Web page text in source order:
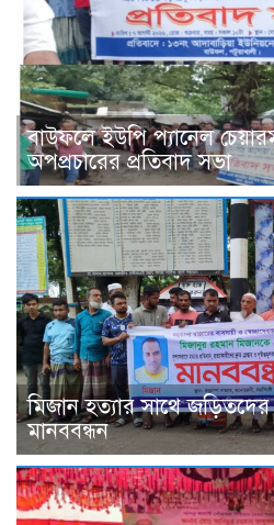
বাউফলে ইউপি প্যানেল
অপপ্রচারের প্রতিবাদ সভা
মিজান হত্যার সাথে জড়িতদের
মানববন্ধন